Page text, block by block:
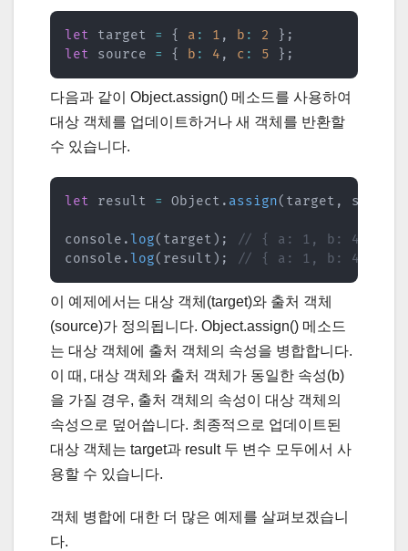
let target = { a : 1 , b : 2 } ;
let source = { b : 4 , c : 5 } ;
다음과 같이 Object.assign() 메소드를 사용하여
대상 객체를 업데이트하거나 새 객체를 반환할
수 있습니다.
let result = Object . assign( target , source
console .log( target ) ;
// { a: 1, b: 4, c:
console .log( result ) ; // { a: 1, b: 4, c:
이 예제에서는 대상 객체(target)와 출처 객체
(source)가 정의됩니다. Object.assign() 메소드
는 대상 객체에 출처 객체의 속성을 병합합니다.
이 때, 대상 객체와 출처 객체가 동일한 속성(b)
을 가질 경우, 출처 객체의 속성이 대상 객체의
속성으로 덮어씁니다. 최종적으로 업데이트된
대상 객체는 target과 result 두 변수 모두에서 사
용할 수 있습니다.
객체 병합에 대한 더 많은 예제를 살펴보겠습니
다.